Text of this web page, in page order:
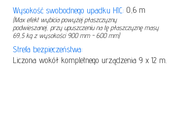
Wysokość swobodnego upadku HIC: 0,6 m
(Max efekt wybicia powyżej płaszczyzny
podwieszanej, przy upuszczeniu na tę płaszczyznę masy
69,5 kg z wysokości 900 mm - 600 mm)
Strefa bezpieczeństwa:
Liczona wokół kompletnego urządzenia 9 x 12 m.